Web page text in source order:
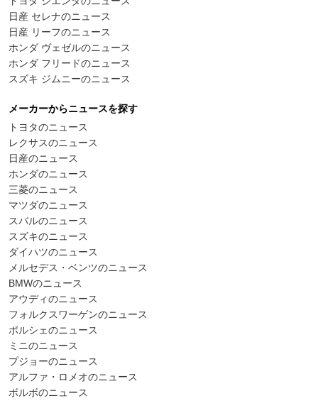
日産 セレナのニュース
日産 リーフのニュース
ホンダ ヴェゼルのニュース
ホンダ フリードのニュース
スズキ ジムニーのニュース
メーカーからニュースを探す
トヨタのニュース
レクサスのニュース
日産のニュース
ホンダのニュース
三菱のニュース
マツダのニュース
スバルのニュース
スズキのニュース
ダイハツのニュース
メルセデス・ベンツのニュース
BMWのニュース
アウディのニュース
フォルクスワーゲンのニュース
ポルシェのニュース
ミニのニュース
プジョーのニュース
アルファ・ロメオのニュース
ボルボのニュース